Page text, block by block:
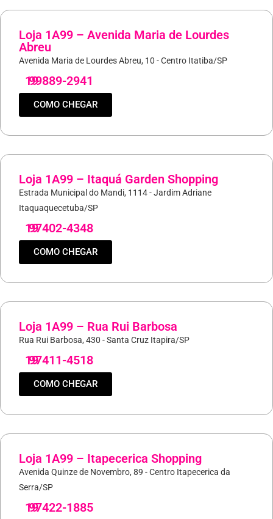
Loja 1A99 – Avenida Maria de Lourdes
Abreu
Avenida Maria de Lourdes Abreu, 10 - Centro Itatiba/SP
19
99889-2941
COMO CHEGAR
Loja 1A99 – Itaquá Garden Shopping
Estrada Municipal do Mandi, 1114 - Jardim Adriane
Itaquaquecetuba/SP
19
97402-4348
COMO CHEGAR
Loja 1A99 – Rua Rui Barbosa
Rua Rui Barbosa, 430 - Santa Cruz Itapira/SP
19
97411-4518
COMO CHEGAR
Loja 1A99 – Itapecerica Shopping
Avenida Quinze de Novembro, 89 - Centro Itapecerica da
Serra/SP
19
97422-1885